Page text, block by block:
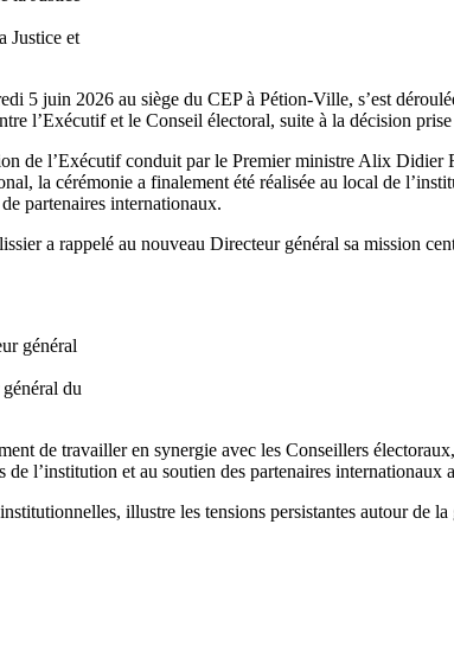
Justice et
5 juin 2026 au siège du CEP à Pétion-Ville, s’est
l’Exécutif et le Conseil électoral, suite à la décision
de l’Exécutif conduit par le Premier ministre Alix
la cérémonie a finalement été réalisée au local de
partenaires internationaux.
a rappelé au nouveau Directeur général sa mission
du
de travailler en synergie avec les Conseillers
l’institution et au soutien des partenaires internationaux
illustre les tensions persistantes autour de